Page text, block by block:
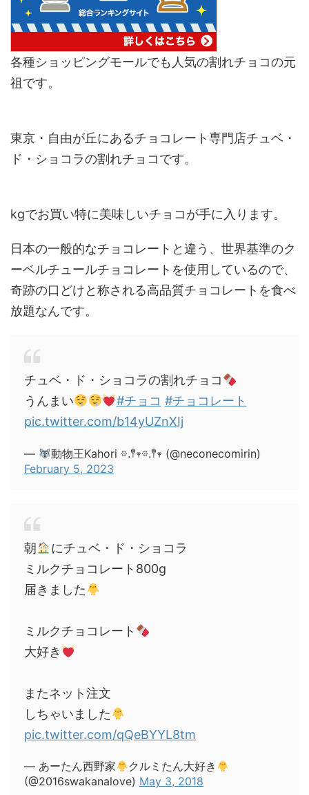
各種ショッピングモールでも人気の割れチョコの元
祖です。
東京・自由が丘にあるチョコレート専門店チュベ・
ド・ショコラの割れチョコです。
kgでお買い特に美味しいチョコが手に入ります。
日本の一般的なチョコレートと違う、世界基準のク
ーベルチュールチョコレートを使用しているので、
奇跡の口どけと称される高品質チョコレートを食べ
放題なんです。
チュベ・ド・ショコラの割れチョコ
うんまい
#チョコ #チョコレート
pic.twitter.com/b14yUZnXIj
—
動物王Kahori 𖡼.𖤣𖥧𖡼.𖤣𖥧 (@neconecomirin)
February 5, 2023
朝
にチュベ・ド・ショコラ
ミルクチョコレート800g
届きました
ミルクチョコレート
大好き
またネット注文
しちゃいました
pic.twitter.com/qQeBYYL8tm
— あーたん西野家
クルミたん大好き
(@2016swakanalove) May 3, 2018